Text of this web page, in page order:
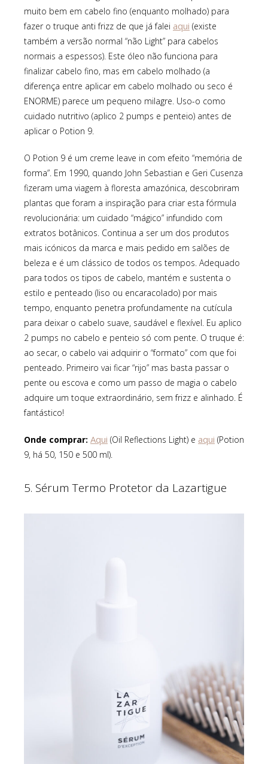
muito bem em cabelo fino (enquanto molhado) para
fazer o truque anti frizz de que já falei aqui (existe
também a versão normal “não Light” para cabelos
normais a espessos). Este óleo não funciona para
finalizar cabelo fino, mas em cabelo molhado (a
diferença entre aplicar em cabelo molhado ou seco é
ENORME) parece um pequeno milagre. Uso-o como
cuidado nutritivo (aplico 2 pumps e penteio) antes de
aplicar o Potion 9.
O Potion 9 é um creme leave in com efeito “memória de
forma”. Em 1990, quando John Sebastian e Geri Cusenza
fizeram uma viagem à floresta amazónica, descobriram
plantas que foram a inspiração para criar esta fórmula
revolucionária: um cuidado “mágico” infundido com
extratos botânicos. Continua a ser um dos produtos
mais icónicos da marca e mais pedido em salões de
beleza e é um clássico de todos os tempos. Adequado
para todos os tipos de cabelo, mantém e sustenta o
estilo e penteado (liso ou encaracolado) por mais
tempo, enquanto penetra profundamente na cutícula
para deixar o cabelo suave, saudável e flexível. Eu aplico
2 pumps no cabelo e penteio só com pente. O truque é:
ao secar, o cabelo vai adquirir o “formato” com que foi
penteado. Primeiro vai ficar “rijo” mas basta passar o
pente ou escova e como um passo de magia o cabelo
adquire um toque extraordinário, sem frizz e alinhado. É
fantástico!
Onde comprar: Aqui (Oil Reflections Light) e aqui (Potion
9, há 50, 150 e 500 ml).
5. Sérum Termo Protetor da Lazartigue